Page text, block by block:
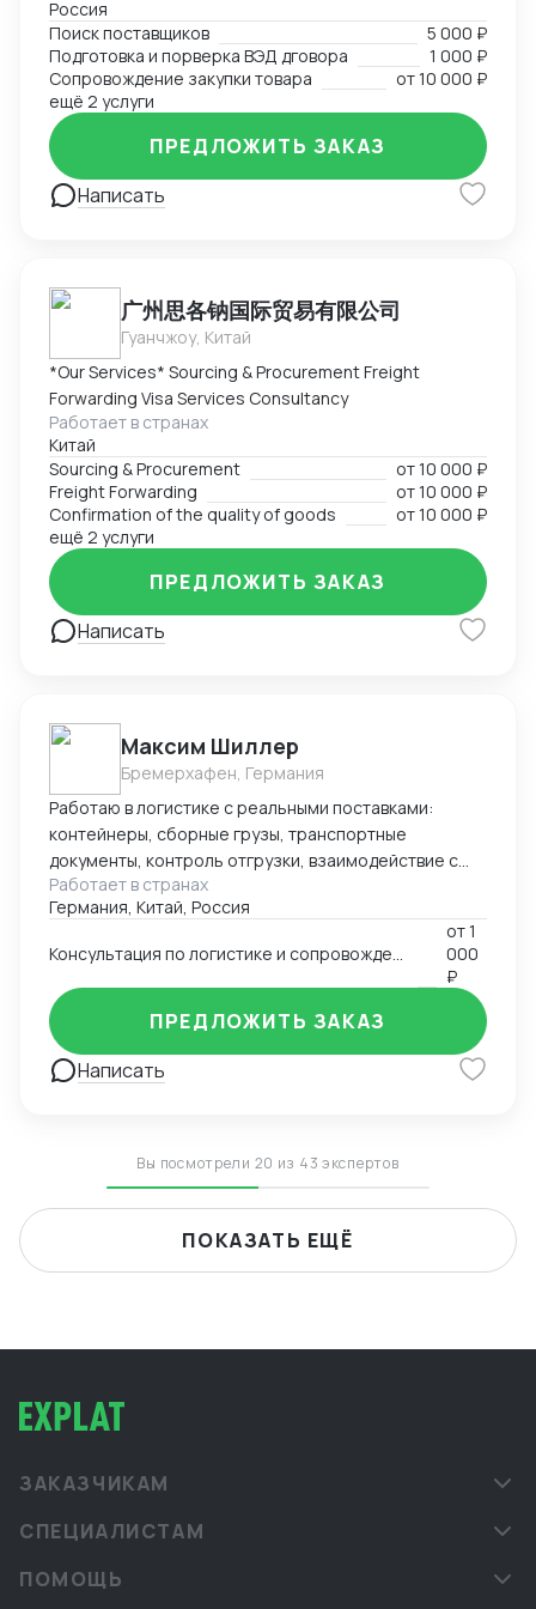
Поиск поставщиков в сфере запчастей, одежды,
товаров для дома и электронике. Поиск
поставщиков, подбор и проверка благонадежности
фабрик, подготовка договоров, ведение закупки на
всех этапах, подготовка товаросопроводительной
документации. Перевод на "белую" закупку и импорт
с минимальным удорожанием товара.
Россия
Поиск поставщиков
5 000 ₽
Подготовка и порверка ВЭД дговора
1 000 ₽
Сопровождение закупки товара
от10 000 ₽
ещё 2 услуги
Написать
ПРЕДЛОЖИТЬ ЗАКАЗ
广州思各钠国际贸易有限公司
Гуанчжоу, Китай
*Our Services* Sourcing & Procurement Freight
Forwarding Visa Services Consultancy
Работает в странах
Китай
Sourcing & Procurement
от10 000 ₽
Freight Forwarding
от10 000 ₽
Confirmation of the quality of goods
от10 000 ₽
ещё 2 услуги
Написать
ПРЕДЛОЖИТЬ ЗАКАЗ
Максим Шиллер
Бремерхафен, Германия
Работаю в логистике с реальными поставками:
контейнеры, сборные грузы, транспортные
документы, контроль отгрузки, взаимодействие с
агентами и перевозчиками. Специализируюсь на
логистике из Европы, умею быстро ориентироваться
в нестандартных ситуациях и держать процесс под
контролем. Работаю из Германии, открыт к
удалённому сотрудничеству.
Работает в странах
Германия, Китай, Россия
Консультация по логистике и сопровождению поставок (к примеру из Европы и Китая)
от1
000
₽
Написать
ПРЕДЛОЖИТЬ ЗАКАЗ
Вы посмотрели 20 из 43 экспертов
ПОКАЗАТЬ ЕЩЁ
ЗАКАЗЧИКАМ
СПЕЦИАЛИСТАМ
ПОМОЩЬ